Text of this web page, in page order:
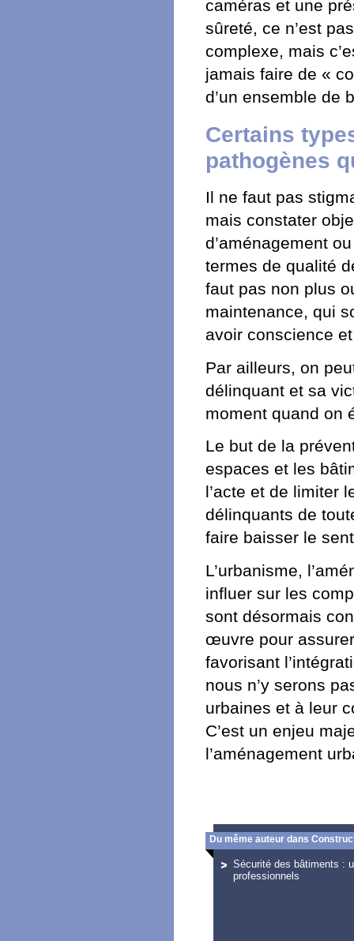
caméras et une
sûreté, ce n’est
complexe, mais
jamais faire de «
d’un ensemble de
Certains
pathogènes
Il ne faut pas
mais constater
d’aménagement
termes de qualité
faut pas non plus
maintenance, qui
avoir conscience
Par ailleurs, on
délinquant et sa
moment quand on
Le but de la
espaces et les
l’acte et de limiter
délinquants de
faire baisser le
L’urbanisme,
influer sur les
sont désormais
œuvre pour
favorisant
nous n’y serons
urbaines et à leur
C’est un enjeu
l’aménagement
Du même auteur dans
Sécurité des bâtiments :
professionnels